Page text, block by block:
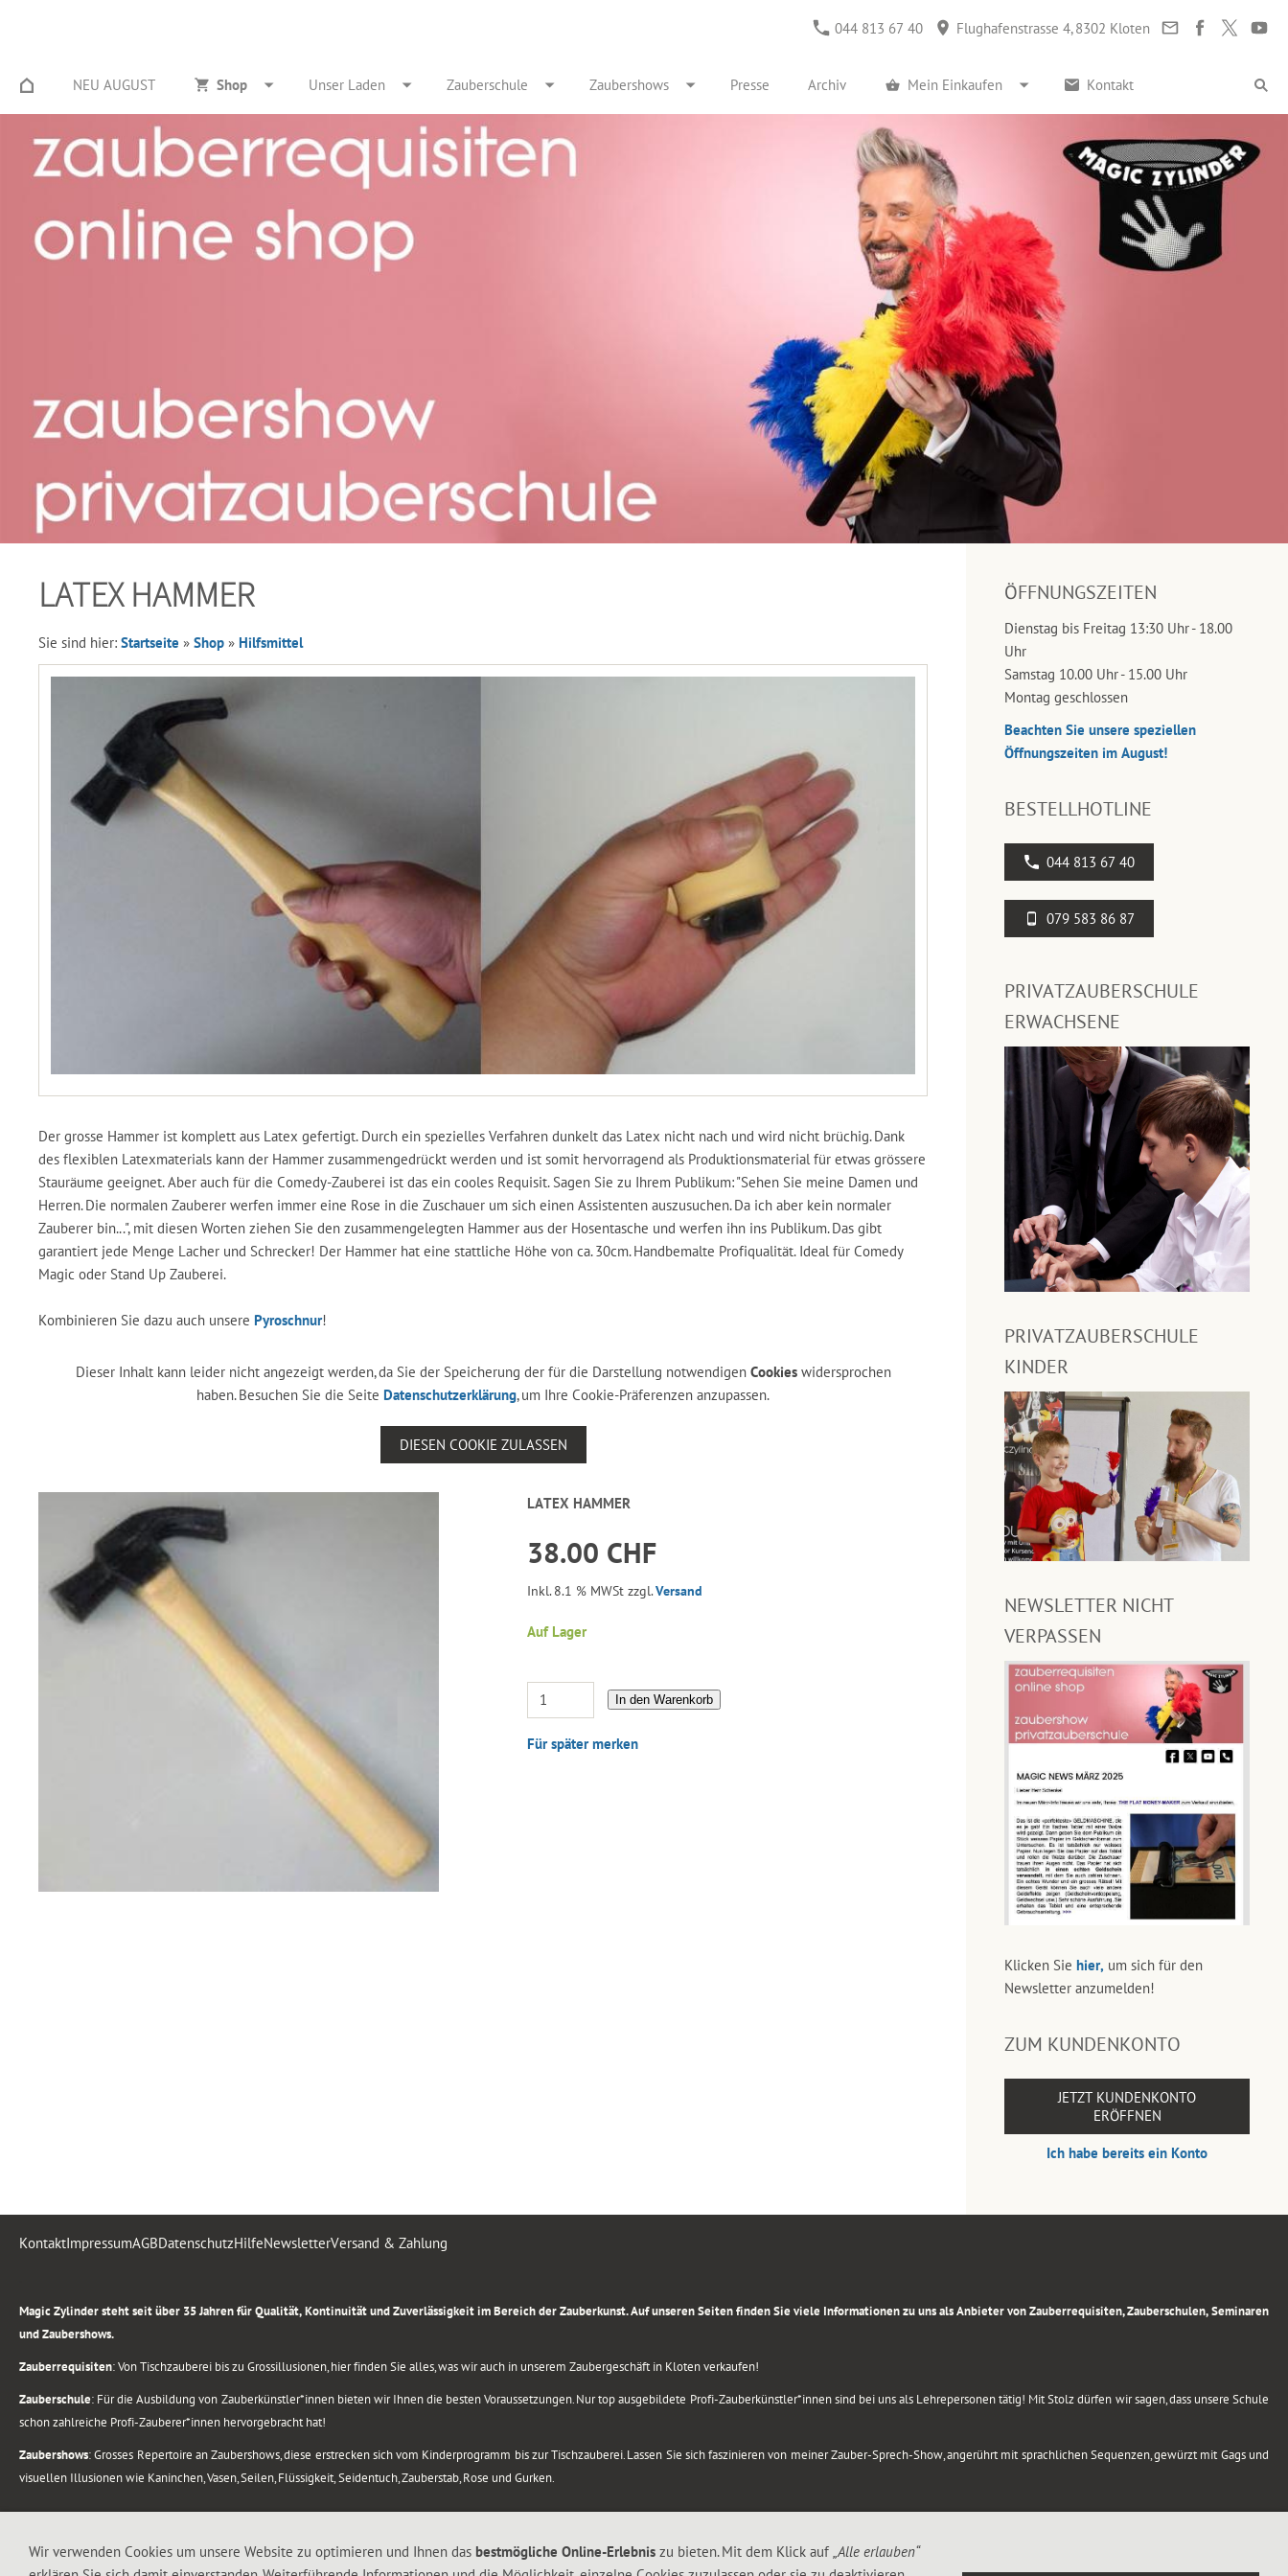
044 813 67 40 Flughafenstrasse 4, 8302 Kloten
NEU AUGUST Shop Unser Laden Zauberschule Zaubershows Presse Archiv Mein Einkaufen Kontakt
LATEX HAMMER
Sie sind hier: Startseite » Shop » Hilfsmittel
Der grosse Hammer ist komplett aus Latex gefertigt. Durch ein spezielles Verfahren dunkelt das Latex nicht nach und wird nicht brüchig. Dank
des flexiblen Latexmaterials kann der Hammer zusammengedrückt werden und ist somit hervorragend als Produktionsmaterial für etwas grössere
Stauräume geeignet. Aber auch für die Comedy-Zauberei ist das ein cooles Requisit. Sagen Sie zu Ihrem Publikum: "Sehen Sie meine Damen und
Herren. Die normalen Zauberer werfen immer eine Rose in die Zuschauer um sich einen Assistenten auszusuchen. Da ich aber kein normaler
Zauberer bin...", mit diesen Worten ziehen Sie den zusammengelegten Hammer aus der Hosentasche und werfen ihn ins Publikum. Das gibt
garantiert jede Menge Lacher und Schrecker! Der Hammer hat eine stattliche Höhe von ca. 30cm. Handbemalte Profiqualität. Ideal für Comedy
Magic oder Stand Up Zauberei.
Kombinieren Sie dazu auch unsere Pyroschnur!
Dieser Inhalt kann leider nicht angezeigt werden, da Sie der Speicherung der für die Darstellung notwendigen Cookieswidersprochen
haben. Besuchen Sie die Seite Datenschutzerklärung, um Ihre Cookie-Präferenzen anzupassen.
DIESEN COOKIE ZULASSEN
LATEX HAMMER
38.00 CHF
Inkl. 8.1 % MWSt zzgl.Versand
Auf Lager
In den Warenkorb
Für später merken
ÖFFNUNGSZEITEN
Dienstag bis Freitag 13:30 Uhr - 18.00
Uhr
Samstag 10.00 Uhr - 15.00 Uhr
Montag geschlossen
Beachten Sie unsere speziellen
Öffnungszeiten im August!
BESTELLHOTLINE
044 813 67 40
079 583 86 87
PRIVATZAUBERSCHULE
ERWACHSENE
PRIVATZAUBERSCHULE
KINDER
NEWSLETTER NICHT
VERPASSEN
Klicken Sie hier, um sich für den
Newsletter anzumelden!
ZUM KUNDENKONTO
JETZT KUNDENKONTO
ERÖFFNEN
Ich habe bereits ein Konto
KontaktImpressumAGBDatenschutzHilfeNewsletterVersand & Zahlung
Magic Zylinder steht seit über 35 Jahren für Qualität, Kontinuität und Zuverlässigkeit im Bereich der Zauberkunst. Auf unseren Seiten finden Sie viele Informationen zu uns als Anbieter von Zauberrequisiten, Zauberschulen, Seminaren
und Zaubershows.
Zauberrequisiten: Von Tischzauberei bis zu Grossillusionen, hier finden Sie alles, was wir auch in unserem Zaubergeschäft in Kloten verkaufen!
Zauberschule: Für die Ausbildung von Zauberkünstler*innen bieten wir Ihnen die besten Voraussetzungen. Nur top ausgebildete Profi-Zauberkünstler*innen sind bei uns als Lehrepersonen tätig! Mit Stolz dürfen wir sagen, dass unsere Schule
schon zahlreiche Profi-Zauberer*innen hervorgebracht hat!
Zaubershows: Grosses Repertoire an Zaubershows, diese erstrecken sich vom Kinderprogramm bis zur Tischzauberei. Lassen Sie sich faszinieren von meiner Zauber-Sprech-Show, angerührt mit sprachlichen Sequenzen, gewürzt mit Gags und
visuellen Illusionen wie Kaninchen, Vasen, Seilen, Flüssigkeit, Seidentuch, Zauberstab, Rose und Gurken.
.
Alle Rechte vorbehalten. © 1988-2026 Magic Zylinder
Wir verwenden Cookies um unsere Website zu optimieren und Ihnen das bestmögliche Online-Erlebnis zu bieten. Mit dem Klick auf „Alle erlauben“